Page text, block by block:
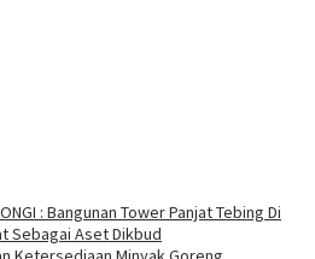
: Bangunan Tower Panjat Tebing Di
Sebagai Aset Dikbud